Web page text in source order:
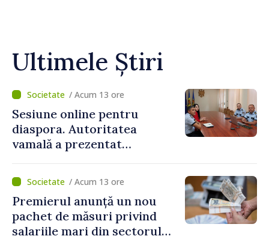
Ultimele Știri
/ Acum 13 ore
Sesiune online pentru
diaspora. Autoritatea
vamală a prezentat
revenirea în țară
/ Acum 13 ore
Premierul anunță un nou
pachet de măsuri privind
salariile mari din sectorul